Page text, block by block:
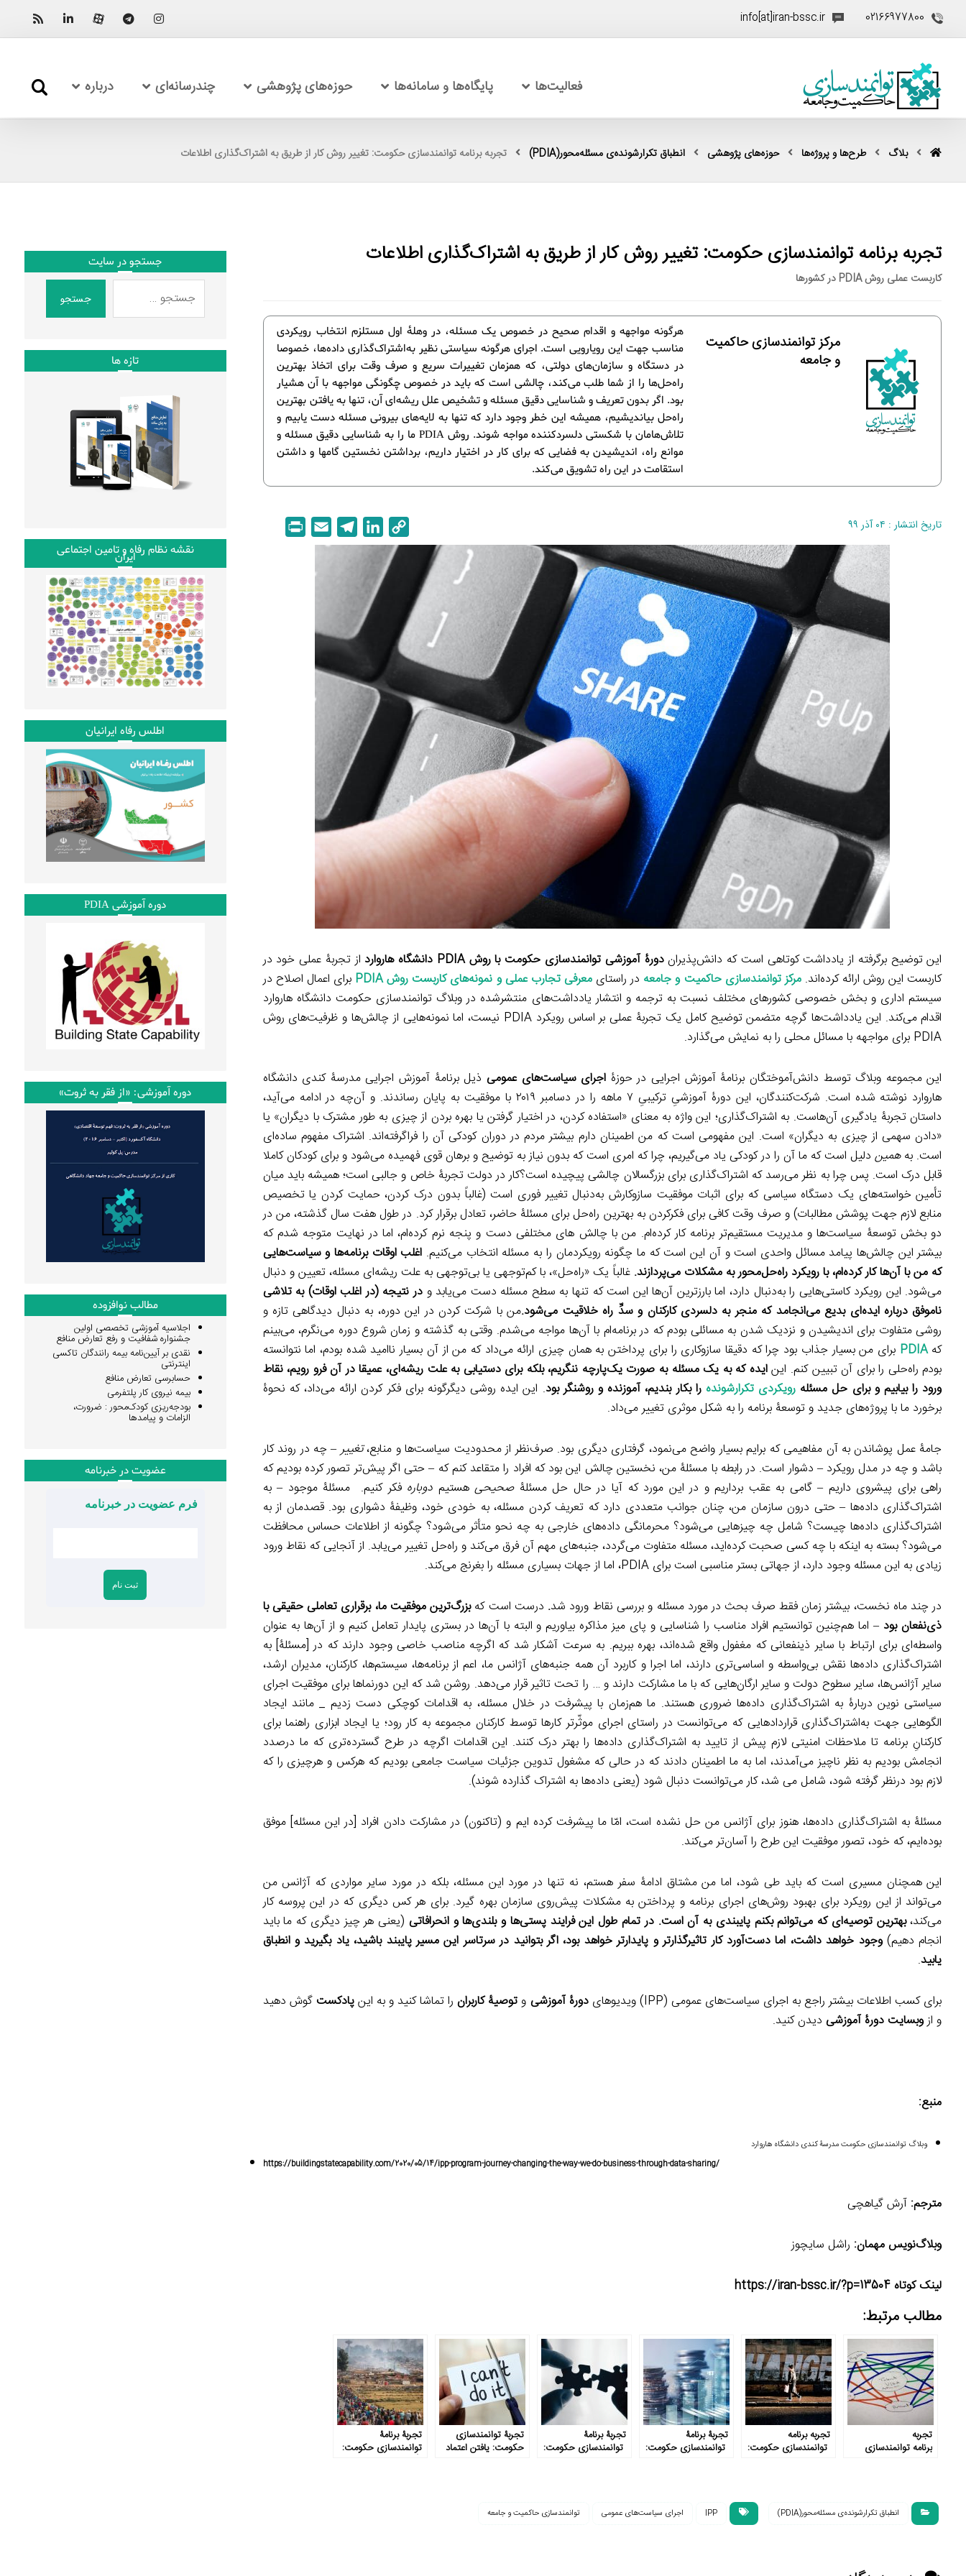
02166977800
info[at]iran-bssc.ir
فعالیت‌ها پایگاه‌ها و سامانه‌ها حوزه‌های پژوهشی چندرسانه‌ای درباره
بلاگ طرح‌ها و پروژه‌ها حوزه‌های پژوهشی انطباق تکرارشونده‌ی مسئله‌محور(PDIA) تجربه برنامه توانمندسازی حکومت: تغییر روش کار از طریق به اشتراک‌گذاری اطلاعات
تجربه برنامه توانمندسازی حکومت: تغییر روش کار از طریق به اشتراک‌گذاری اطلاعات
کاربست عملی روش PDIA در کشورها
هرگونه مواجهه‌‌ و اقدام صحیح در خصوص یک مسئله، در وهلۀ اول مستلزم انتخاب رویکردی
مناسب جهت این رویارویی است. اجرای هرگونه سیاستی نظیر به‌اشتراک‌گذاری داده‌ها، خصوصا
در دستگاه و سازمان‌های دولتی، که همزمان تغییرات سریع و صرف وقت برای اتخاذ بهترین
راه‌حل‌ها را از شما طلب می‌کند، چالشی است که باید در خصوص چگونگی مواجهه با آن هشیار
بود. اگر بدون تعریف و شناسایی دقیق مسئله و تشخیص علل ریشه‌ای آن، تنها به یافتن بهترین
راه‌حل بیاندیشیم، همیشه این خطر وجود دارد که تنها به لایه‌های بیرونی مسئله دست یابیم و
تلاش‌هامان با شکستی دلسردکننده مواجه شوند. روش PDIA ما را به شناسایی دقیق مسئله و
موانع راه، اندیشیدن به فضایی که برای کار در اختیار داریم، برداشتن نخستین گامها و داشتن
استقامت در این راه تشویق می‌کند.
مرکز توانمندسازی حاکمیت
و جامعه
تاریخ انتشار : ۰۴ آذر ۹۹
o
p
y
k
i
d
e
a
m
این توضیح برگرفته از یادداشت کوتاهی است که دانش‌پذیراندورۀ آموزشی توانمندسازی حکومت با روش PDIA دانشگاه هاروارد
از تجربۀ عملی خود در
کاربست این روش ارائه کرده‌اند.مرکز توانمندسازی حاکمیت و جامعه در راستایمعرفی تجارب عملی و نمونه‌های کاربست روش PDIA
برای اعمال اصلاح در
سیستم اداری و بخش خصوصی کشورهای مختلف نسبت به ترجمه و انتشار یادداشت‌های منتشرشده در وبلاگ توانمندسازی حکومت دانشگاه هاروارد
اقدام می‌کند. این یادداشت‌ها گرچه متضمن توضیح کامل یک تجربۀ عملی بر اساس رویکرد PDIA نیست، اما نمونه‌هایی از چالش‌ها و ظرفیت‌های روش
PDIA برای مواجهه با مسائل محلی را به نمایش می‌گذارد.
این مجموعه وبلاگ توسط دانش‌آموختگان برنامۀ آموزش اجرایی در حوزۀ اجرای سیاست‌های عمومی ذیل برنامۀ آموزش اجرایی مدرسۀ کندی دانشگاه
هاروارد نوشته شده است. شرکت‌کنندگان، این دورۀ آموزشیِ ترکیبیِ ۷ ماهه را در دسامبر ۲۰۱۹ با موفقیت به پایان رساندند. و آن‌چه در ادامه می‌آید،
داستان تجربۀ یادگیری آن‌هاست. به اشتراک‌گذاری؛ این واژه به معنای «استفاده کردن، در اختیار گرفتن یا بهره بردن از چیزی به طور مشترک با دیگران» یا
«دادن سهمی از چیزی به دیگران» است. این مفهومی است که من اطمینان دارم بیشتر مردم در دوران کودکی آن را فراگرفته‌اند. اشتراک مفهوم ساده‌ای
است. بههمین دلیل است که ما آن را در کودکی یاد می‌گیریم، چرا که امری است که بدون نیاز به توضیح و برهان قوی فهمیده می‌شود و برای کودکان کاملا
قابل درک است. پس چرا به نظر می‌رسد که اشتراک‌گذاری برای بزرگسالان چالشی پیچیده است؟کار در دولت تجربۀ خاص و جالبی است؛ همیشه باید میان
تأمین خواسته‌های یک دستگاه سیاسی که برای اثبات موفقیت‌ سازوکارش به‌دنبال تغییر فوری است (غالباً بدون درک کردن، حمایت‌ کردن یا تخصیص
منابع لازم جهت پوشش مطالبات) و صرف وقت کافی برای فکرکردن به بهترین راه‌حل برای مسئلۀ حاضر، تعادل برقرار کرد. در طول هفت سال گذشته، من در
دو بخش توسعۀ سیاست‌ها و مدیریت مستقیم‌تر برنامه کار کرده‌ام. من با چالش های مختلفی دست و پنجه نرم کرده‌ام، اما در نهایت متوجه شدم که
بیشتر این چالش‌ها پیامد مسائل واحدی است و آن این است که ما چگونه رویکردمان را به مسئله انتخاب می‌کنیم. اغلب اوقات برنامه‌ها و سیاست‌هایی
که من با آن‌ها کار کرده‌ام، با رویکرد راه‌حل‌محور به مشکلات می‌پردازند. غالباً یک «راه‌حل»، با کم‌توجهی یا بی‌توجهی به علت ریشه‌ای مسئله، تعیین و دنبال
می‌شود. این رویکرد کاستی‌هایی را به‌دنبال دارد، اما بارزترین آن‌ها این است که تنها به سطح مسئله دست ‌می‌یابد و در نتیجه (در اغلب اوقات) به تلاشی
ناموفق درباره ایده‌ا‌ی بدیع می‌انجامد که منجر به دلسردی کارکنان و سدِّ راه خلاقیت می‌شود.من با شرکت کردن در این دوره، به دنبال دیدگاهی تازه و
روشی متفاوت برای اندیشیدن و نزدیک شدن به مسائلی بودم که در برنامه‌ام با آن‌ها مواجه ‌می‌شدم. وقتی به گذشته و زمان شروع دوره می‌نگرم، می‌بینم
کهPDIA برای من بسیار جذاب بود چرا که دقیقا سازوكاری را برای پرداختن به همان چیزی ارائه‌ می‌داد كه من از آن بسیار ناامید شده بودم، اما نتوانسته‌
بودم راه‌حلی را برای آن تبیین کنم. اینایده‌ که به یک مسئله به‌ صورت یک‌پارچه ننگریم، بلکه برای دستیابی به علت ریشه‌ای، عمیقا در آن فرو رویم، نقاط
ورود را بیابیم و برای حل مسئله رویکردی تکرارشونده‌ را بکار بندیم، آموزنده و روشنگر بود. این ایده روشی دیگرگونه‌ برای فکر کردن ارائه می‌داد، که نحوۀ
برخورد ما با پروژه‌های جدید و توسعۀ برنامه را به شکل موثری تغییر می‌داد.
جامۀ عمل پوشاندن به آن مفاهیمی که برایم بسیار واضح می‌نمود، گرفتاری دیگری بود. صرف‌نظر از محدودیت سیاست‌ها و منابع،تغییر– چه در روند کار
باشد و چه در مدل رویکرد – دشوار است. در رابطه با مسئلۀ من، نخستین چالش این بود که افراد را متقاعد کنم که – حتی اگر پیش‌تر تصور کرده بودیم که
راهی برای پیشروی داریم – گامی به عقب برداریم و در این مورد که آیا در حال حل مسئلۀصحیحیهستیم دوباره فکر کنیم. مسئلۀ موجود – به
اشتراک‌گذاری داده‌ها – حتی درون سازمان من، چنان جوانب متعددی‌ دارد که تعریف کردن مسئله، به خودی خود، وظیفۀ دشواری بود. قصدمان از به
اشتراک‌گذاری داده‌ها چیست؟ شامل چه چیزهایی می‌شود؟ محرمانگی داده‌های خارجی به چه نحو متأثر می‌شود؟ چگونه از اطلاعات حساس محافظت
می‌‌شود؟ بسته به اینکه با چه کسی صحبت کرده‌اید، مسئله متفاوت می‌گردد، جنبه‌های مهم آن فرق می‌کند و راه‌حل تغییر می‌یابد. از آنجایی که نقاط ورود
زیادی به این مسئله وجود دارد، از جهاتی بستر مناسبی است برای PDIA، اما از جهات بسیاری مسئله را بغرنج می‌کند.
در چند ماه نخست، بیشتر زمان فقط صرف بحث در مورد مسئله و بررسی نقاط ورود ‌شد. درست است کهبزرگ‌ترین موفقیت‌ ما، برقراری تعاملی حقیقی با
ذی‌نفعان بود – اما هم‌چنین توانستیم افراد مناسب را شناسایی و پای میز مذاکره بیاوریم و البته با آن‌ها در بستری پایدار تعامل کنیم و از آن‌ها به عنوان
واسطه‌ای برای ارتباط با سایر ذینفعانی که مغفول واقع شده‌اند، بهره ببریم. به سرعت آشکار شد که اگرچه مناصب خاصی وجود دارند که در [مسئلۀ] به‌
اشتراک‌گذاری داده‌ها نقش بی‌واسطه و اساسی‌تری دارند، اما اجرا و کاربرد آن همه جنبه‌های آژانس ما، اعم از برنامه‌ها، سیستم‌ها، کارکنان، مدیران ارشد،
سایر آژانس‌ها، سایر سطوح دولت و سایر ارگان‌هایی که با ما مشارکت دارند و … را تحت تاثیر قرار می‌دهد. روشن شد که این دورنماها برای موفقیت اجرای
سیاستی نوین دربارۀ به‌ اشتراک‌گذاری داده‌ها ضروری هستند. ما هم‌زمان با پیشرفت در خلال مسئله، به اقدامات کوچکی دست زدیم _ مانند ایجاد
الگو‌هایی جهت به‌اشتراک‌گذاری قراردادهایی که می‌توانست در راستای اجرای موثّرتر کارها توسط کارکنان مجموعه به کار رود؛ یا ایجاد ابزاری راهنما برای
کارکنانِ برنامه تا ملاحظات امنیتی لازم پیش از تایید به‌ اشتراک‌گذاری داده‌ها را بهتر درک کنند. این اقدامات اگرچه در طرح گسترده‌‌تری که ما درصدد
انجامش بودیم به نظر ناچیز می‌آمدند، اما به ما اطمینان دادند که در حالی که مشغول تدوین جزئیات سیاست جامعی بودیم که هرکس و هرچیزی را که
لازم بود درنظر گرفته شود، شامل می شد، کار می‌توانست دنبال شود (یعنی داده‌ها به اشتراک گذارده شوند).
مسئلۀ به اشتراک‌گذاری داده‌ها، هنوز برای آژانس من حل نشده است، امّا ما پیشرفت کرده ایم و (تاکنون) در مشارکت دادن افراد [در این مسئله] موفق
بوده‌ایم، که خود، تصور موفقیت این طرح را آسان‌تر می‌کند.
این همچنان مسیری است که باید طی شود، اما من مشتاق ادامۀ سفر هستم، نه تنها در مورد این مسئله، بلکه در مورد سایر مواردی که آژانس من
می‌تواند از این رویکرد برای بهبود روش‌های اجرای برنامه‌ و پرداختن به مشکلات پیش‌روی سازمان بهره گیرد. برای هر کس دیگری که در این پروسه کار
می‌کند،بهترین توصیه‌ای که می‌توانم بکنم پایبندی به آن است. در تمام طول این فرایند پستی‌ها و بلندی‌‌ها و انحرافاتی (یعنی هر چیز دیگری که ما باید
انجام دهیم)وجود خواهد داشت، اما دست‌آورد کار تاثیرگذارتر و پایدارتر خواهد بود، اگر بتوانید در سرتاسر این مسیر پایبند باشید، یاد بگیرید و انطباق
یابید.
برای کسب اطلاعات بیشتر راجع‌ به اجرای سیاست‌های عمومی (IPP) ویدیو‌های دورۀ آموزشی وتوصیۀ کاربرانرا تماشا کنید و به اینپادکست گوش دهید
و ازوبسایت دورۀ آموزشیدیدن کنید.
منبع:
وبلاگ توانمند‌سازی حکومت مدرسۀ کندی دانشگاه هاروارد
https://buildingstatecapability.com/2020/05/14/ipp-program-journey-changing-the-way-we-do-business-through-data-sharing/
مترجم: آرش گیاهچی
وبلاگ‌نویس مهمان: راشل سایچوز
لینک کوتاه https://iran-bssc.ir/?p=13504
مطالب مرتبط:
تجربه
برنامه توانمندسازی
تجربه برنامه
توانمندسازی حکومت:
تجربۀ برنامۀ
توانمندسازی حکومت:
تجربۀ برنامۀ
توانمندسازی حکومت:
تجربۀ توانمندسازی
حکومت: یافتن اعتماد
تجربۀ برنامۀ
توانمندسازی حکومت:
انطباق تکرارشونده‌ی مسئله‌محور(PDIA) IPP اجرای سیاست‌های عمومی توانمندسازی حاکمیت و جامعه
جستجو در سایت
جستجو
تازه ها
نقشه نظام رفاه و تامین اجتماعی
ایران
اطلس رفاه ایرانیان
دوره آموزشی PDIA
دوره آموزشی: «از فقر به ثروت»
مطالب نوافزوده
اجلاسیه آموزشی تخصصی اولین
جشنواره شفافیت و رفع تعارض منافع
نقدی بر آیین‌نامه بیمه رانندگان تاکسی
اینترنتی
حسابرسی تعارض منافع
بیمه نیروی کار پلتفرمی
بودجه‌ریزی کودک‌محور : ضرورت،
الزامات و پیامدها
عضویت در خبرنامه
فرم عضویت در خبرنامه